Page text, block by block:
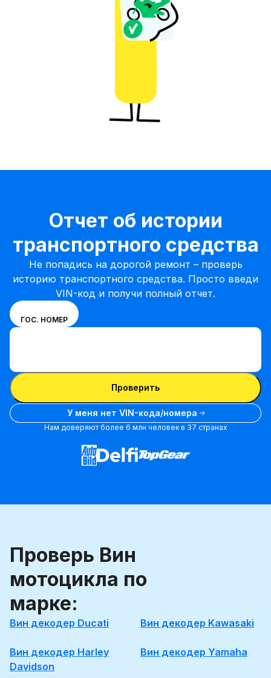
Отчет об истории
транспортного средства
Не попадись на дорогой ремонт – проверь
историю транспортного средства. Просто введи
VIN-код и получи полный отчет.
Выбери
режим
номером
VIN и
номерным
знаком
ГОС. НОМЕР
Ввести VIN-код
Ввести VIN-код
Проверить
У меня нет VIN-кода/номера
Нам доверяют более 6 млн человек в 37 странах
Проверь Вин
мотоцикла по
марке:
Вин декодер Ducati Вин декодер Kawasaki
Вин декодер Harley
Davidson
Вин декодер Yamaha